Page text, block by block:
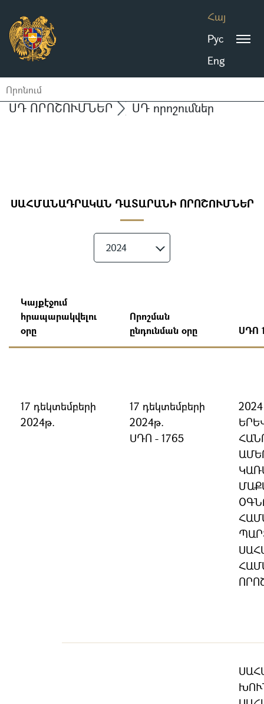
Հայ
Рус
Eng
ՍԴ ՈՐՈՇՈՒՄՆԵՐ ՍԴ որոշումներ
ՍԱՀՄԱՆԱԴՐԱԿԱՆ ԴԱՏԱՐԱՆԻ ՈՐՈՇՈՒՄՆԵՐ
2024
Կայքէջում
հրապարակվելու
օրը
Որոշման
ընդունման օրը
ՍԴՈ
17 դեկտեմբերի
2024թ.
17 դեկտեմբերի
2024թ.
ՍԴՈ - 1765